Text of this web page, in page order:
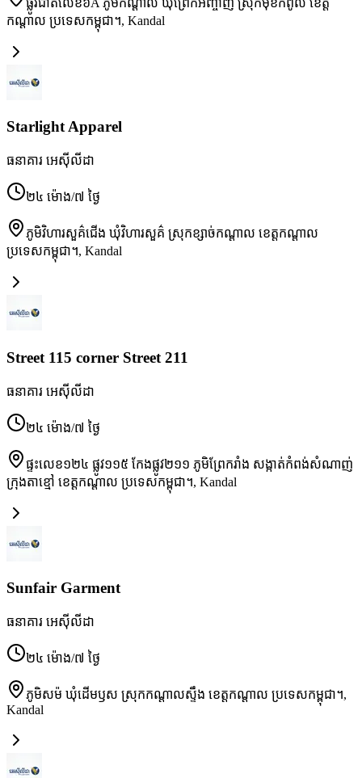
កណ្ដាល ប្រទេសកម្ពុជា។, Kandal
Starlight Apparel
ធនាគារ អេស៊ីលីដា
២៤ ម៉ោង/៧ ថ្ងៃ
ភូមិវិហារសួគ៌ជើង ឃុំវិហារសួគ៌ ស្រុកខ្សាច់កណ្ដាល ខេត្តកណ្ដាល
ប្រទេសកម្ពុជា។, Kandal
Street 115 corner Street 211
ធនាគារ អេស៊ីលីដា
២៤ ម៉ោង/៧ ថ្ងៃ
ផ្ទះលេខ១២៤ ផ្លូវ១១៥ កែងផ្លូវ២១១ ភូមិព្រែករាំង សង្កាត់កំពង់សំណាញ់
ក្រុងតាខ្មៅ ខេត្តកណ្ដាល ប្រទេសកម្ពុជា។, Kandal
Sunfair Garment
ធនាគារ អេស៊ីលីដា
២៤ ម៉ោង/៧ ថ្ងៃ
ភូមិសម៉ ឃុំដើមឫស ស្រុកកណ្ដាលស្ទឹង ខេត្តកណ្ដាល ប្រទេសកម្ពុជា។,
Kandal